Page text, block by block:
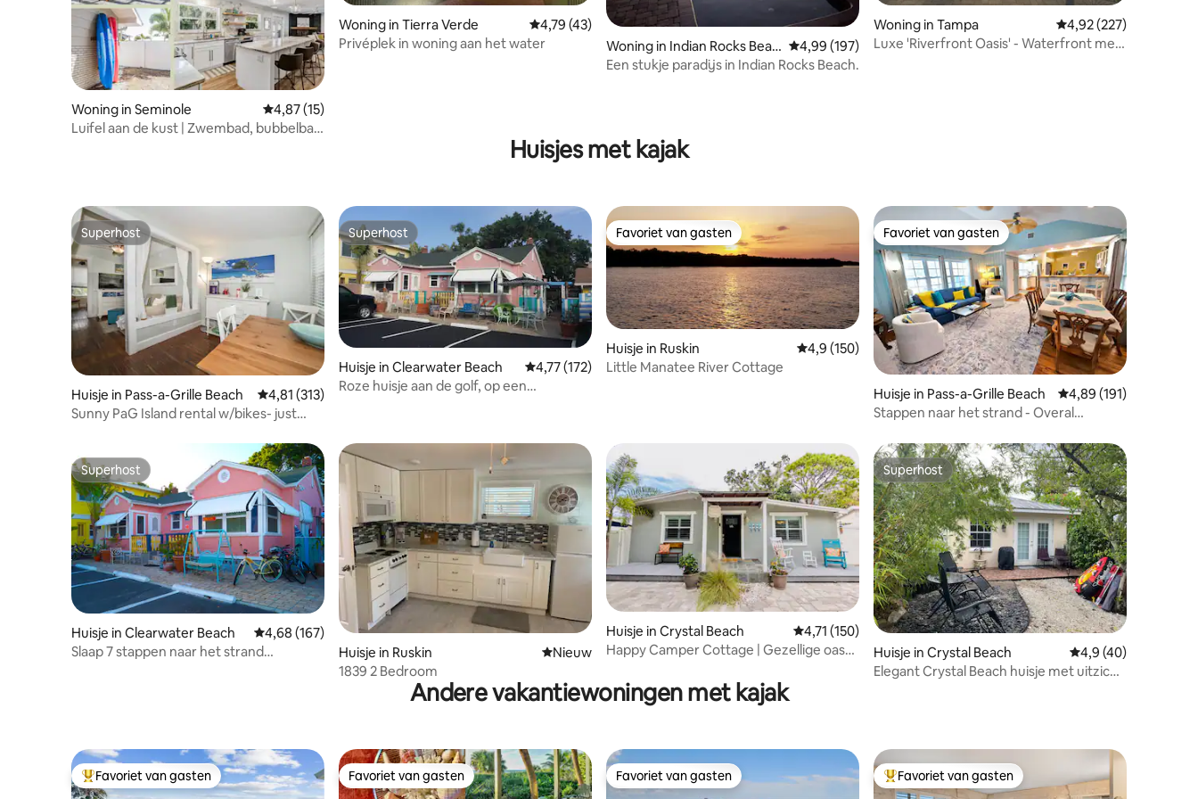
Woning in Seminole Gemiddelde beoordeling van 4,87 op 5, 15 recensies
4,87 (15)
Luifel aan de kust | Zwembad, bubbelbad
Woning in Tierra Verde Gemiddelde beoordeling van 4,79 op 5, 43 recensies
4,79 (43)
Privéplek in woning aan het water
Woning in Indian Rocks Beac
h
Gemiddelde beoordeling van 4,99 op 5, 197 recensies
4,99 (197)
Een stukje paradijs in Indian Rocks Beach.
Woning in Tampa Gemiddelde
4,92 (227)
Luxe 'Riverfront Oasis' - Waterfront met
Huisjes met kajak
Superhost
Superhost
Huisje in Pass-a-Grille Beach Gemiddelde beoordeling van 4,81 op 5, 313 recensies
4,81 (313)
Sunny PaG Island rental w/bikes- just
Superhost
Superhost
Huisje in Clearwater Beach Gemiddelde beoordeling van 4,77 op 5, 172 recensies
4,77 (172)
Roze huisje aan de golf, op een
Favoriet van gasten
Favoriet van gasten
Huisje in Ruskin Gemiddelde beoordeling van 4,9 op 5, 150 recensies
4,9 (150)
Little Manatee River Cottage
Favoriet van gasten
Favoriet van gasten
Huisje in Pass-a-Grille Beach Gemiddelde
4,89 (191)
Stappen naar het strand - Overal
inbegrepen
Superhost
Superhost
Huisje in Clearwater Beach Gemiddelde beoordeling van 4,68 op 5, 167 recensies
4,68 (167)
Slaap 7 stappen naar het strand
Huisje in Ruskin Nieuwe accommodatie
Nieuw
1839 2 Bedroom
Huisje in Crystal Beach Gemiddelde beoordeling van 4,71 op 5, 150 recensies
4,71 (150)
Happy Camper Cottage | Gezellige oase
Superhost
Superhost
Huisje in Crystal Beach Gemiddelde
4,9 (40)
Elegant Crystal Beach huisje met uitzicht
Andere vakantiewoningen met kajak
Topfavoriet van gasten
Favoriet van gasten Favoriet van gasten
Favoriet van gasten Favoriet van gasten
Favoriet van gasten Topfavoriet van gasten
Favoriet van gasten